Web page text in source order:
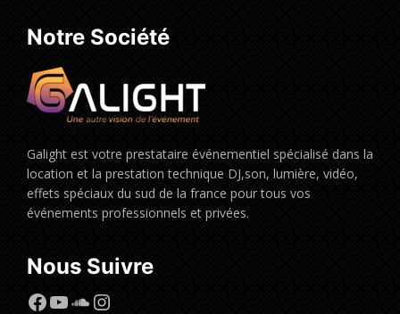
Notre Société
Galight est votre prestataire événementiel spécialisé dans la
location et la prestation technique DJ,son, lumière, vidéo,
effets spéciaux du sud de la france pour tous vos
événements professionnels et privées.
Nous Suivre
Facebook
YouTube
SoundCloud
Instagram